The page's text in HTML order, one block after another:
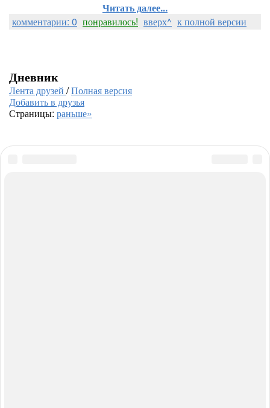
Читать далее...
комментарии: 0 понравилось! вверх^ к полной версии
Дневник
Лента друзей /Полная версия
Добавить в друзья
Страницы: раньше»